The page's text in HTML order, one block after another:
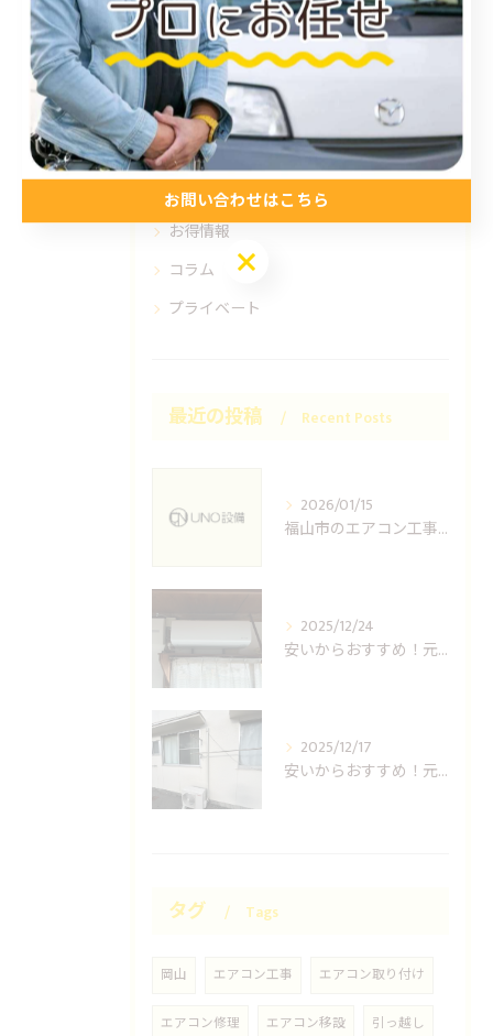
倉敷市のエアコン工事
アンテナ工事
電気工事
お知らせ
施工事例
お得情報
コラム
プライベート
最近の投稿 Recent Posts
2026/01/15
福山市のエアコン工事ならUNO設備へどうぞ
2025/12/24
安いからおすすめ！元消防士の倉敷エアコン取り付け業者はUNO設備へ！
2025/12/17
安いからおすすめ！元消防士の岡山エアコン取り付け業者はUNO設備へ！
タグ Tags
岡山 エアコン工事 エアコン取り付け
エアコン修理 エアコン移設 引っ越し
お問い合わせはこちら
お問い合わせはこちら